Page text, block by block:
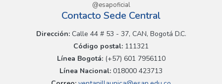
@esapoficial
Contacto Sede Central
Dirección:Calle 44 # 53 - 37, CAN, Bogotá D.C.
Código postal: 111321
Línea Bogotá:(+57) 601 7956110
Línea Nacional: 018000 423713